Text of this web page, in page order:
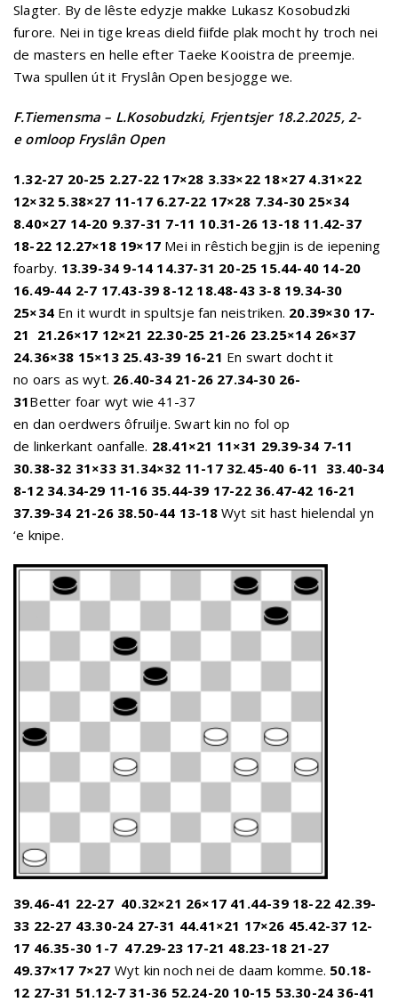
Slagter. By de lêste edyzje makke Lukasz Kosobudzki
furore. Nei in tige kreas dield fiifde plak mocht hy troch nei
de masters en helle efter Taeke Kooistra de preemje.
Twa spullen út it Fryslân Open besjogge we.
F.Tiemensma – L.Kosobudzki, Frjentsjer 18.2.2025, 2-
e omloop Fryslân Open
1.32-27 20-25 2.27-22 17×28 3.33×22 18×27 4.31×22
12×32 5.38×27 11-17 6.27-22 17×28 7.34-30 25×34
8.40×27 14-20 9.37-31 7-11 10.31-26 13-18 11.42-37
18-22 12.27×18 19×17 Mei in rêstich begjin is de iepening
foarby. 13.39-34 9-14 14.37-31 20-25 15.44-40 14-20
16.49-44 2-7 17.43-39 8-12 18.48-43 3-8 19.34-30
25×34 En it wurdt in spultsje fan neistriken. 20.39×30 17-
21 21.26×17 12×21 22.30-25 21-26 23.25×14 26×37
24.36×38 15×13 25.43-39 16-21 En swart docht it
no oars as wyt. 26.40-34 21-26 27.34-30 26-
31Better foar wyt wie 41-37
en dan oerdwers ôfruilje. Swart kin no fol op
de linkerkant oanfalle. 28.41×21 11×31 29.39-34 7-11
30.38-32 31×33 31.34×32 11-17 32.45-40 6-11 33.40-34
8-12 34.34-29 11-16 35.44-39 17-22 36.47-42 16-21
37.39-34 21-26 38.50-44 13-18 Wyt sit hast hielendal yn
‘e knipe.
39.46-41 22-27 40.32×21 26×17 41.44-39 18-22 42.39-
33 22-27 43.30-24 27-31 44.41×21 17×26 45.42-37 12-
17 46.35-30 1-7 47.29-23 17-21 48.23-18 21-27
49.37×17 7×27 Wyt kin noch nei de daam komme. 50.18-
12 27-31 51.12-7 31-36 52.24-20 10-15 53.30-24 36-41